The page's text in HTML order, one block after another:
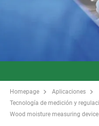
Homepage
Aplicaciones
Tecnología de medición y
Wood moisture measuring device